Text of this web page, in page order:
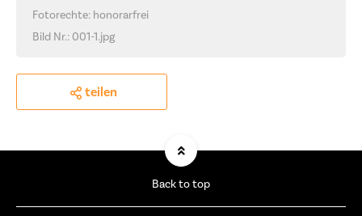
Fotorechte: honorarfrei
Bild Nr.: 001-1.jpg
teilen
Back to top